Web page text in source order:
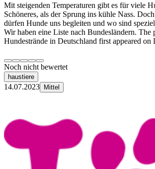
Mit steigenden Temperaturen gibt es für viele
Schöneres, als der Sprung ins kühle Nass.
dürfen Hunde uns begleiten und wo sind
Wir haben eine Liste nach Bundesländern. The
Hundestrände in Deutschland first appeared on
Noch nicht bewertet
haustiere
14.07.2023 Mittel